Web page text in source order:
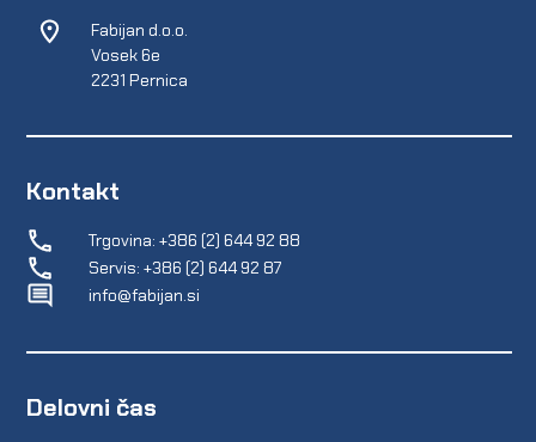
Fabijan d.o.o.
Vosek 6e
2231 Pernica
Kontakt
Trgovina: +386 (2) 644 92 88
Servis: +386 (2) 644 92 87
info@fabijan.si
Delovni čas